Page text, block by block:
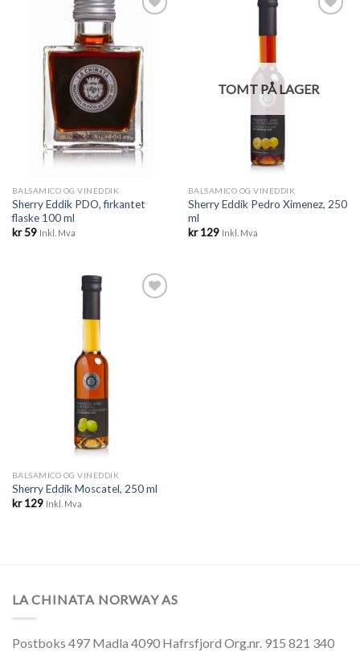
BALSAMICO OG VINEDDIK
Sherry Eddik PDO, firkantet
flaske 100 ml
kr59 Inkl. Mva
TOMT PÅ LAGER
BALSAMICO OG VINEDDIK
Sherry Eddik Pedro Ximenez, 250
ml
kr129 Inkl. Mva
BALSAMICO OG VINEDDIK
Sherry Eddik Moscatel, 250 ml
kr129 Inkl. Mva
LA CHINATA NORWAY AS
Postboks 497 Madla 4090 Hafrsfjord Org.nr. 915 821 340